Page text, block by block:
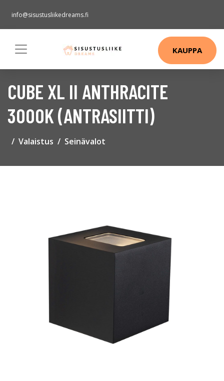
info@sisustusliikedreams.fi
KAUPPA
CUBE XL II ANTHRACITE
3000K (ANTRASIITTI)
Valaistus Seinävalot